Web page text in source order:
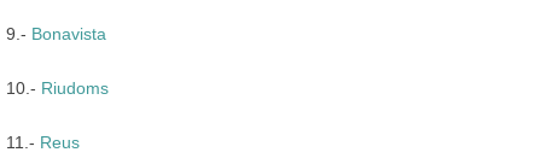
9.- Bonavista
10.- Riudoms
11.- Reus